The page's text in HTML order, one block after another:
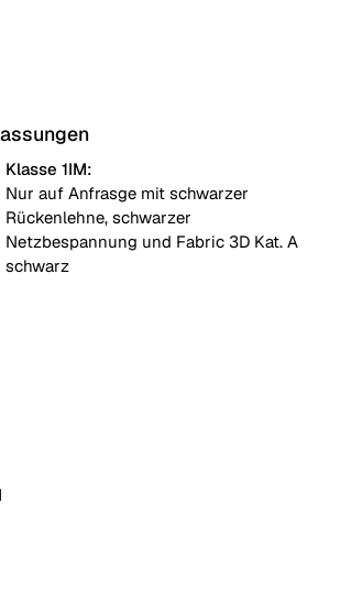
Klasse 1IM:
Nur auf Anfrasge mit schwarzer
Rückenlehne, schwarzer
Netzbespannung und Fabric 3D Kat. A
schwarz